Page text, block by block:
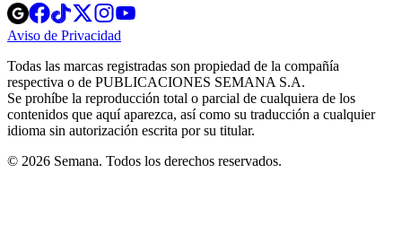
Opens
in
new
Opens
in
new
Opens
in
new
window
Opens
new
windowwindow
Aviso de Privacidad
new
window
Todas las marcas registradas son propiedad de la compañía
respectiva o de PUBLICACIONES SEMANA S.A.
Se prohíbe la reproducción total o parcial de cualquiera de los
contenidos que aquí aparezca, así como su traducción a cualquier
idioma sin autorización escrita por su titular.
© 2026 Semana. Todos los derechos reservados.